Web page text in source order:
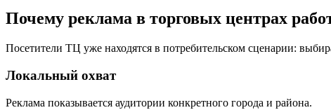
Почему реклама в торговых центрах
Посетители ТЦ уже находятся в потребительском сценарии:
Локальный охват
Реклама показывается аудитории конкретного города и района.